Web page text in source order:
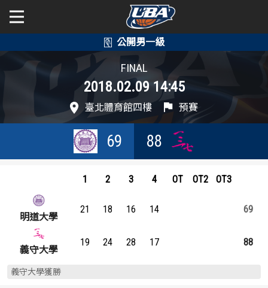
公開男一級
學年度
賽事資訊
戰績排行
球隊資訊
選手資訊
數據統計
公開女一級
學年度
賽事資訊
戰績排行
球隊資訊
選手資訊
數據統計
FINAL
2018.02.09 14:45
臺北體育館四樓 預賽
69 88
1 2 3 4 OT OT2 OT3
明道大學
21 18 16 14 69
88
19 24 28 17
義守大學
義守大學獲勝